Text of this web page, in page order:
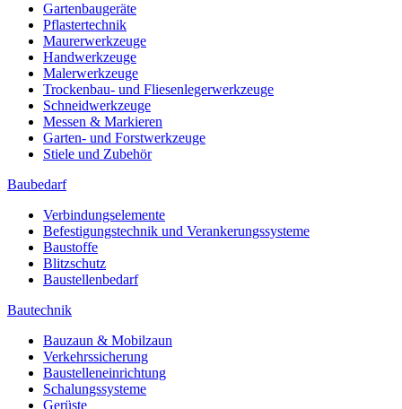
Gartenbaugeräte
Pflastertechnik
Maurerwerkzeuge
Handwerkzeuge
Malerwerkzeuge
Trockenbau- und Fliesenlegerwerkzeuge
Schneidwerkzeuge
Messen & Markieren
Garten- und Forstwerkzeuge
Stiele und Zubehör
Baubedarf
Verbindungselemente
Befestigungstechnik und Verankerungssysteme
Baustoffe
Blitzschutz
Baustellenbedarf
Bautechnik
Bauzaun & Mobilzaun
Verkehrssicherung
Baustelleneinrichtung
Schalungssysteme
Gerüste